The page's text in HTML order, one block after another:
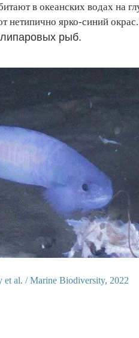
в океанских водах на
нетипично ярко-синий окрас.
липаровых рыб.
al. / Marine Biodiversity, 2022